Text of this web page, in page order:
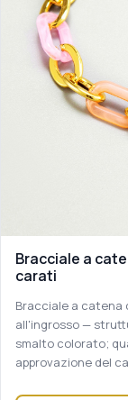
Bracciale a
carati
Bracciale a catena
all'ingrosso —
smalto colorato;
approvazione del